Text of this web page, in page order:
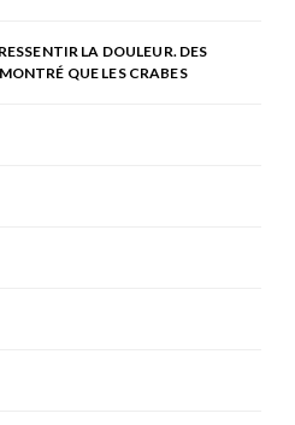
LA DOULEUR. DES
QUE LES CRABES